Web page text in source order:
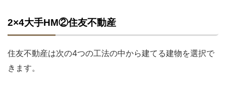
2×4大手HM②住友不動産
住友不動産は次の4つの工法の中から建てる建物を選択で
きます。